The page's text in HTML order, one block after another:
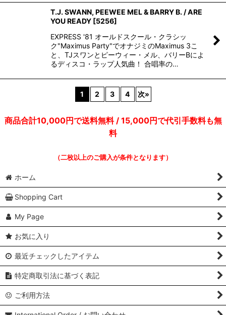
T.J. SWANN, PEEWEE MEL & BARRY B. / ARE
YOU READY [5256]
EXPRESS '81 オールドスクール・クラシッ
ク"Maximus Party"でオナジミのMaximus 3こ
と、TJスワンとピーウィー・メル、バリーBによ
るディスコ・ラップ人気曲！ 合唱率の…
1 2 3 4 次»
商品合計10,000円で送料無料 / 15,000円で代引手数料も無
料
（二枚以上のご購入が条件となります）
ホーム
Shopping Cart
My Page
お気に入り
最近チェックしたアイテム
特定商取引法に基づく表記
ご利用方法